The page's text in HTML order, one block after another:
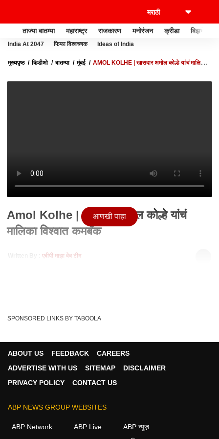
ताज्या बातम्या महाराष्ट्र राजकारण मनोरंजन क्रीडा बिझनेस
India At 2047 फिफा विश्वचषक Ideas of India
मुख्यपृष्ठ व्हिडीओ बातम्या मुंबई
AMOL KOLHE | खासदार अमोल कोल्हे यांचं मालिका
Amol Kolhe | खासदार अमोल कोल्हे यांचं
मालिका विश्वात कमबॅक
एबीपी माझा वेब टीम
Tags : Acting World MP Amol Kolhe
मुंबई व्हिडीओ
आणखी पाहा
SPONSORED LINKS BY TABOOLA
ABOUT US FEEDBACK
CAREERS
ADVERTISE WITH US
SITEMAP
DISCLAIMER
PRIVACY POLICY
CONTACT US
ABP NEWS GROUP WEBSITES
ABP Network ABP Live
ABP न्यूज़